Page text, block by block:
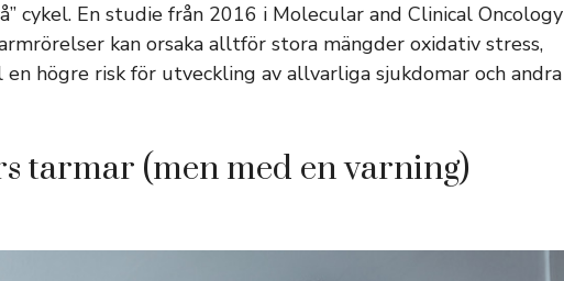
cykel. En studie från 2016 i Molecular and Clinical Oncology
kan orsaka alltför stora mängder oxidativ stress,
högre risk för utveckling av allvarliga sjukdomar och andra
tarmar (men med en varning)